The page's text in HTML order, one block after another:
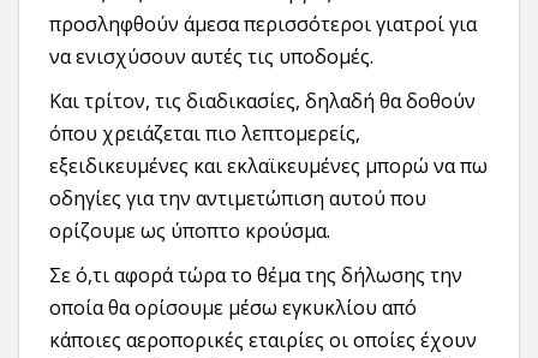
προσληφθούν άμεσα περισσότεροι γιατροί για
να ενισχύσουν αυτές τις υποδομές.
Και τρίτον, τις διαδικασίες, δηλαδή θα δοθούν
όπου χρειάζεται πιο λεπτομερείς,
εξειδικευμένες και εκλαϊκευμένες μπορώ να πω
οδηγίες για την αντιμετώπιση αυτού που
ορίζουμε ως ύποπτο κρούσμα.
Σε ό,τι αφορά τώρα το θέμα της δήλωσης την
οποία θα ορίσουμε μέσω εγκυκλίου από
κάποιες αεροπορικές εταιρίες οι οποίες έχουν